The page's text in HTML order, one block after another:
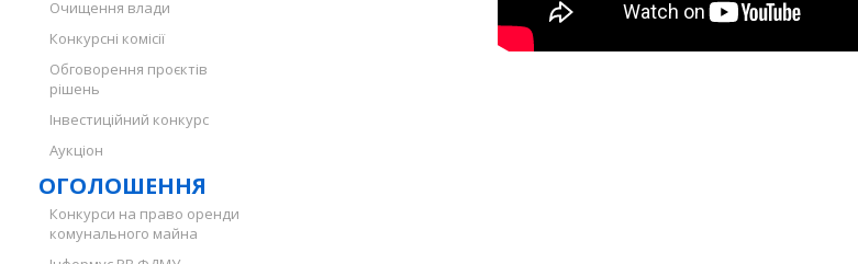
Очищення влади
Конкурсні комісії
Обговорення проєктів
рішень
Інвестиційний конкурс
Аукціон
ОГОЛОШЕННЯ
Конкурси на право оренди
комунального майна